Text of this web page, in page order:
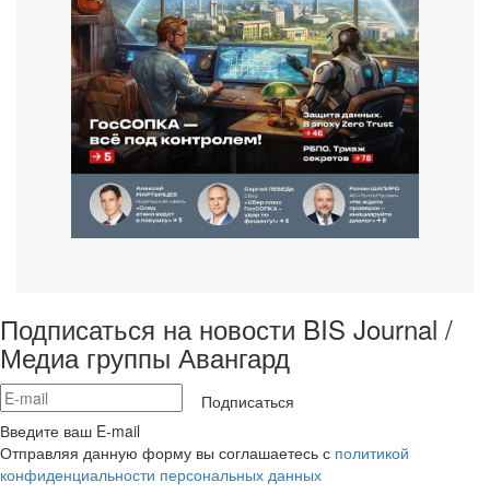
Подписаться на новости BIS Journal /
Медиа группы Авангард
Подписаться
Введите ваш E-mail
Отправляя данную форму вы соглашаетесь с политикой
конфиденциальности персональных данных